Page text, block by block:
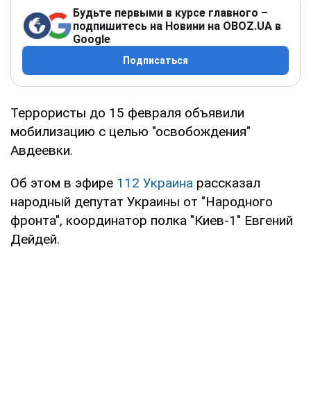
Будьте первыми в курсе главного –
подпишитесь на Новини на OBOZ.UA в
Google
Подписаться
Террористы до 15 февраля объявили
мобилизацию с целью "освобождения"
Авдеевки.
Об этом в эфире 112 Украина рассказал
народный депутат Украины от "Народного
фронта", координатор полка "Киев-1" Евгений
Дейдей.